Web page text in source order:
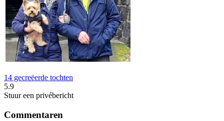
14 gecreëerde tochten
5.9
Stuur een privébericht
Commentaren